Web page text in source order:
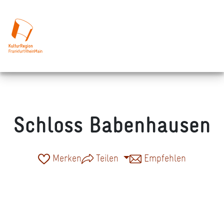
Schloss Babenhausen
Merken Teilen Empfehlen